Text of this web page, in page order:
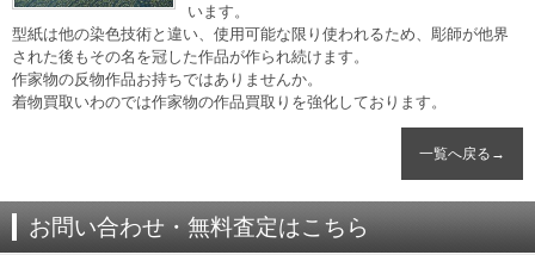
います。
型紙は他の染色技術と違い、使用可能な限り使われるため、彫師が他界
された後もその名を冠した作品が作られ続けます。
作家物の反物作品お持ちではありませんか。
着物買取いわのでは作家物の作品買取りを強化しております。
一覧へ戻る→
お問い合わせ・無料査定はこちら